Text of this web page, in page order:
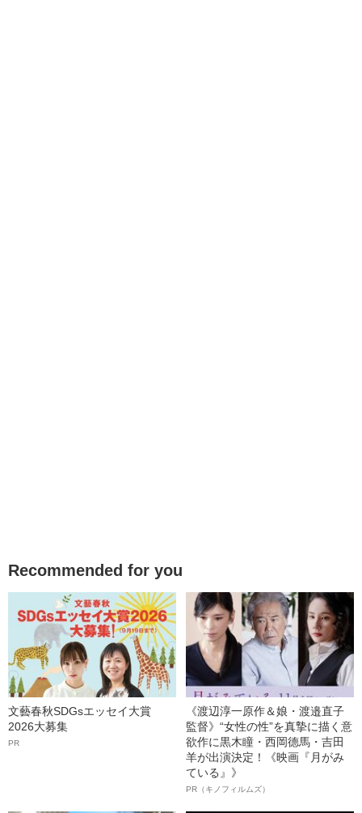
Recommended for you
文藝春秋SDGsエッセイ大賞
2026大募集
PR
《渡辺淳一原作＆娘・渡邉直子
監督》“女性の性”を真摯に描く意
欲作に黒木瞳・西岡德馬・吉田
羊が出演決定！《映画『月がみ
ている』》
PR（キノフィルムズ）